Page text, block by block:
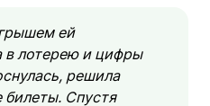
ей
в лотерею и цифры
решила
билеты. Спустя